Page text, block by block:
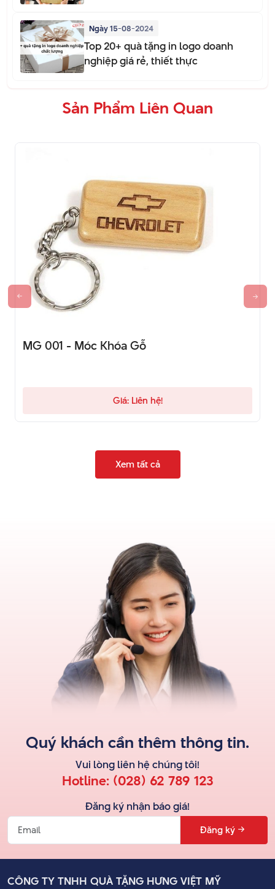
Ngày 15-08-2024
Top 20+ quà tặng in logo doanh
nghiệp giá rẻ, thiết thực
Sản Phẩm Liên Quan
MG 001 - Móc Khóa Gỗ
Giá: Liên hệ!
Xem tất cả
Quý khách cần thêm thông tin.
Vui lòng liên hệ chúng tôi!
Hotline: (028) 62 789 123
Đăng ký nhận báo giá!
Đăng ký
CÔNG TY TNHH QUÀ TẶNG HƯNG VIỆT MỸ